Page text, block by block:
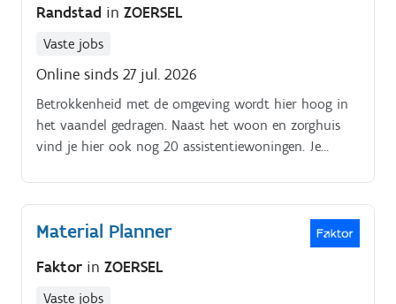
Randstad in ZOERSEL
Vaste jobs
Online sinds 27 jul. 2026
Betrokkenheid met de omgeving wordt hier hoog in
het vaandel gedragen. Naast het woon en zorghuis
vind je hier ook nog 20 assistentiewoningen. Je
Material Planner
Faktor in ZOERSEL
Vaste jobs